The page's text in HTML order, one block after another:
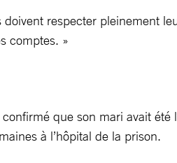
respecter pleinement
comptes. »
que son mari avait
à l’hôpital de la prison.